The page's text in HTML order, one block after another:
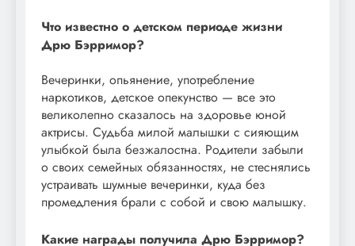
Что известно о детском периоде жизни
Дрю Бэрримор?
Вечеринки, опьянение, употребление
наркотиков, детское опекунство — все это
великолепно сказалось на здоровье юной
актрисы. Судьба милой малышки с сияющим
улыбкой была безжалостна. Родители забыли
о своих семейных обязанностях, не стеснялись
устраивать шумные вечеринки, куда без
промедления брали с собой и свою малышку.
Какие награды получила Дрю Бэрримор?